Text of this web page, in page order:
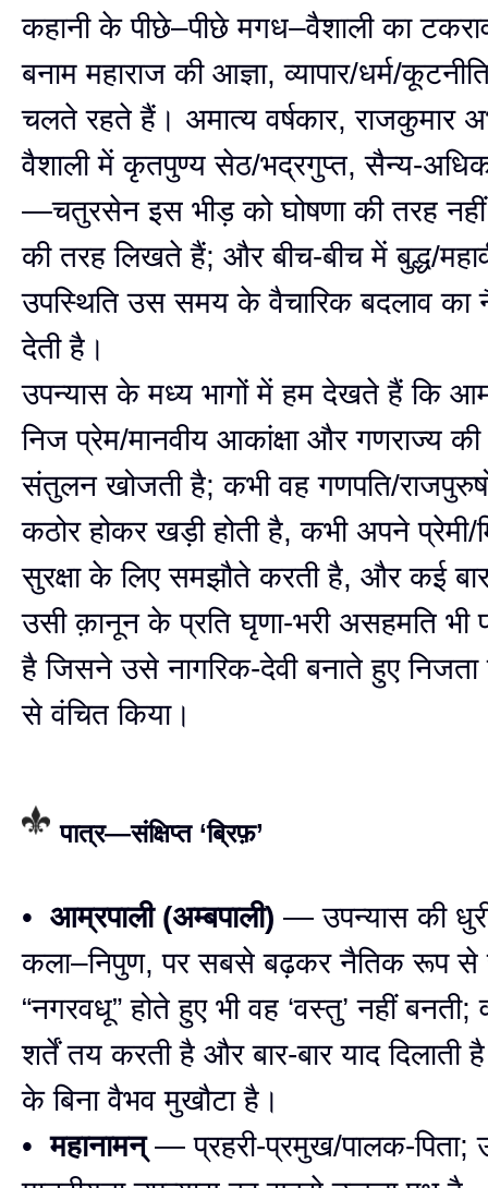
कहानी के पीछे–पीछे मगध–वैशाली का
बनाम महाराज की आज्ञा, व्यापार/धर्म/
चलते रहते हैं। अमात्य वर्षकार, राजकुमार
वैशाली में कृतपुण्य सेठ/भद्रगुप्त, सैन्य-
—चतुरसेन इस भीड़ को घोषणा की तरह नहीं,
की तरह लिखते हैं; और बीच-बीच में बुद्ध/
उपस्थिति उस समय के वैचारिक बदलाव का
देती है।
उपन्यास के मध्य भागों में हम देखते हैं कि
निज प्रेम/मानवीय आकांक्षा और गणराज्य की
संतुलन खोजती है; कभी वह गणपति/
कठोर होकर खड़ी होती है, कभी अपने प्रेमी/
सुरक्षा के लिए समझौते करती है, और कई
उसी क़ानून के प्रति घृणा-भरी असहमति भी
है जिसने उसे नागरिक-देवी बनाते हुए
से वंचित किया।
पात्र—संक्षिप्त ‘ब्रिफ़’
• आम्रपाली (अम्बपाली) — उपन्यास की
कला–निपुण, पर सबसे बढ़कर नैतिक रूप
“नगरवधू” होते हुए भी वह ‘वस्तु’ नहीं
शर्तें तय करती है और बार-बार याद दिलाती
के बिना वैभव मुखौटा है।
•महानामन्— प्रहरी-प्रमुख/पालक-पिता;